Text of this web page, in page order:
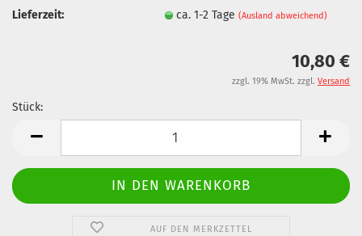
Lieferzeit:
ca. 1-2 Tage(Ausland abweichend)
10,80 €
zzgl. 19% MwSt. zzgl. Versand
Stück:
AUF DEN MERKZETTEL